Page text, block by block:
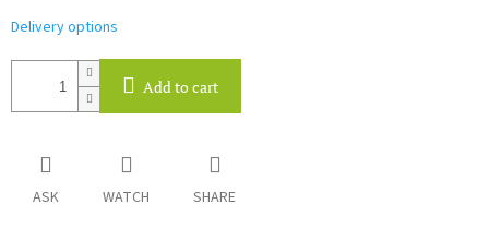
Delivery options
Add to cart
ASK WATCH SHARE